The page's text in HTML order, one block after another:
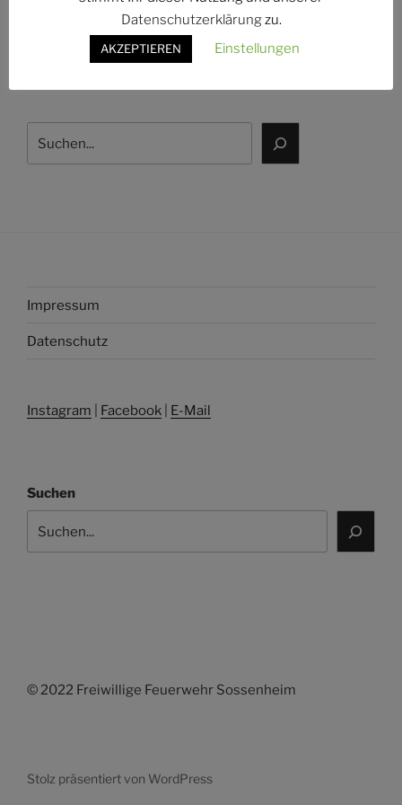
Instagram
Facebook
Impressum
Datenschutz
Instagram Facebook E-Mail
Suchen
© 2022 Freiwillige Feuerwehr Sossenheim
Stolz präsentiert von WordPress
Datenschutzerklärungzu.
AKZEPTIEREN Einstellungen